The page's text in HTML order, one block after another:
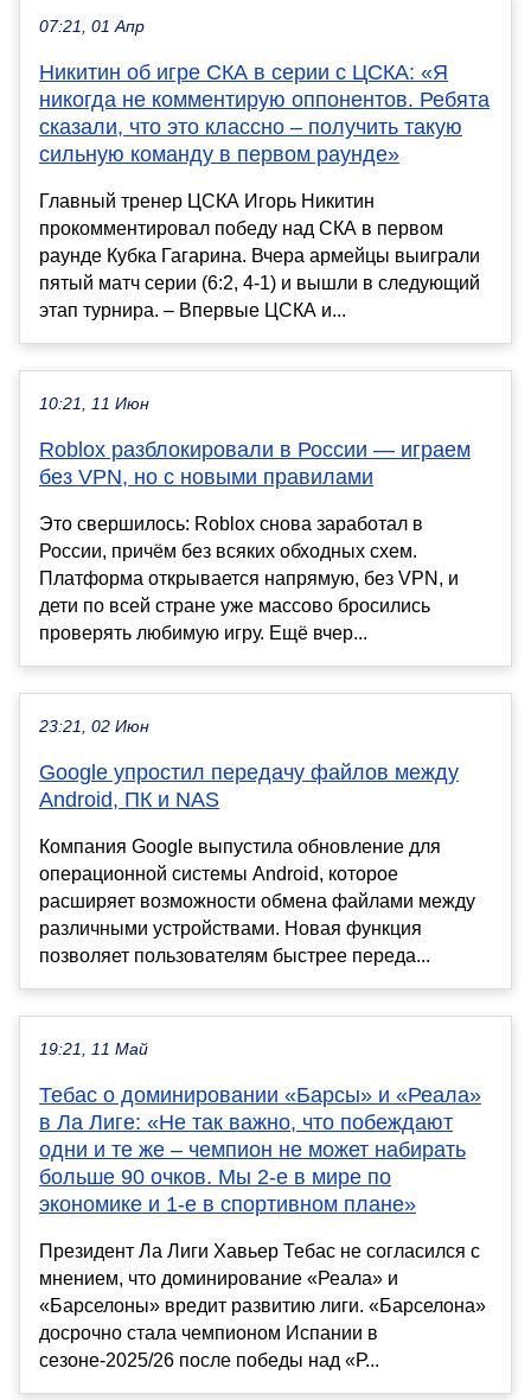
07:21, 01 Апр
Никитин об игре СКА в серии с ЦСКА: «Я
никогда не комментирую оппонентов. Ребята
сказали, что это классно – получить такую
сильную команду в первом раунде»
Главный тренер ЦСКА Игорь Никитин
прокомментировал победу над СКА в первом
раунде Кубка Гагарина. Вчера армейцы выиграли
пятый матч серии (6:2, 4-1) и вышли в следующий
этап турнира. – Впервые ЦСКА и...
10:21, 11 Июн
Roblox разблокировали в России — играем
без VPN, но с новыми правилами
Это свершилось: Roblox снова заработал в
России, причём без всяких обходных схем.
Платформа открывается напрямую, без VPN, и
дети по всей стране уже массово бросились
проверять любимую игру. Ещё вчер...
23:21, 02 Июн
Google упростил передачу файлов между
Android, ПК и NAS
Компания Google выпустила обновление для
операционной системы Android, которое
расширяет возможности обмена файлами между
различными устройствами. Новая функция
позволяет пользователям быстрее переда...
19:21, 11 Май
Тебас о доминировании «Барсы» и «Реала»
в Ла Лиге: «Не так важно, что побеждают
одни и те же – чемпион не может набирать
больше 90 очков. Мы 2-е в мире по
экономике и 1-е в спортивном плане»
Президент Ла Лиги Хавьер Тебас не согласился с
мнением, что доминирование «Реала» и
«Барселоны» вредит развитию лиги. «Барселона»
досрочно стала чемпионом Испании в
сезоне-2025/26 после победы над «Р...